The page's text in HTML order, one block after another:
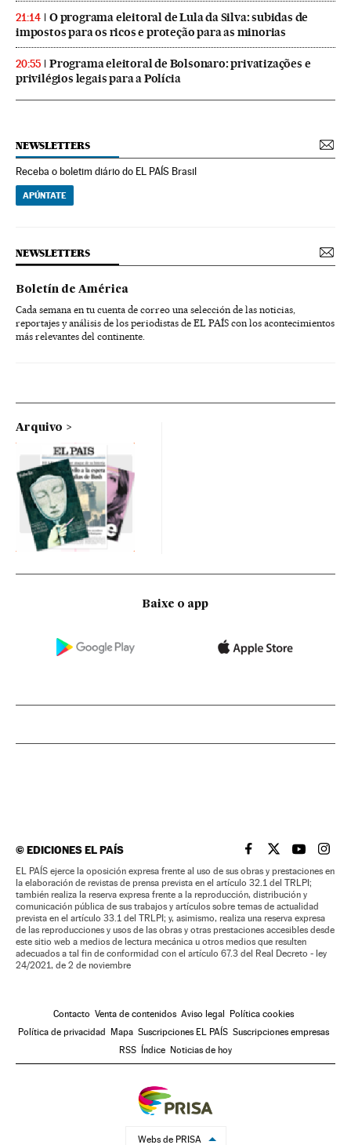
21:14
O programa eleitoral de Lula da Silva: subidas de
impostos para os ricos e proteção para as minorias
20:55
Programa eleitoral de Bolsonaro: privatizações e
privilégios legais para a Polícia
NEWSLETTERS
Receba o boletim diário do EL PAÍS Brasil
APÚNTATE
NEWSLETTERS
Boletín de América
Cada semana en tu cuenta de correo una selección de las noticias,
reportajes y análisis de los periodistas de EL PAÍS con los acontecimientos
más relevantes del continente.
Arquivo
Baixe o app
©EDICIONES EL PAÍS EL PAÍS BRASIL EN
EL PAÍSEL PAÍS
EL
EL PAÍS ejerce la oposición expresa frente al uso de sus obras y prestaciones en
la elaboración de revistas de prensa prevista en el artículo 32.1 del TRLPI;
también realiza la reserva expresa frente a la reproducción, distribución y
comunicación pública de sus trabajos y artículos sobre temas de actualidad
prevista en el artículo 33.1 del TRLPI; y, asimismo, realiza una reserva expresa
de las reproducciones y usos de las obras y otras prestaciones accesibles desde
este sitio web a medios de lectura mecánica u otros medios que resulten
adecuados a tal fin de conformidad con el artículo 67.3 del Real Decreto - ley
24/2021, de 2 de noviembre
Contacto Venta de contenidos Aviso legal
Política cookies
Política de privacidad
Mapa Suscripciones EL PAÍS Suscripciones empresas
RSS
Índice Noticias de hoy
Webs de PRISA